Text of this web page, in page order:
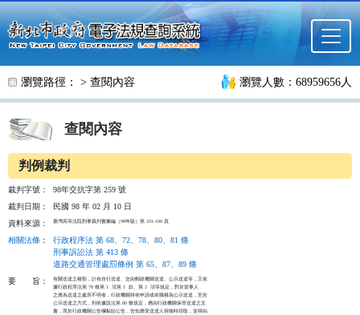
跳至主要內容
瀏覽路徑： > 查閱內容 瀏覽人數：68959656人
查閱內容
判例裁判
裁判字號：
98年交抗字第 259 號
裁判日期：
民國 98 年 02 月 10 日
資料來源：
臺灣高等法院刑事裁判書彙編（98年版）第 101-106 頁
相關法條 ：
行政程序法 第 68、72、78、80、81 條
刑事訴訟法 第 413 條
道路交通管理處罰條例 第 65、87、89 條
要
旨：
有關送達之種類，計有自行送達、交由郵政機關送達、公示送達等，又依
據行政程序法第 78 條第 1  項第 1  款、第 2  項等規定，對於當事人
之應為送達之處所不明者，行政機關得依申請或依職權為公示送達，至於
公示送達之方式，則依據該法第 80 條規定，應由行政機關保管送達之文
書，而於行政機關公告欄黏貼公告，告知應受送達人得隨時領取，並得由